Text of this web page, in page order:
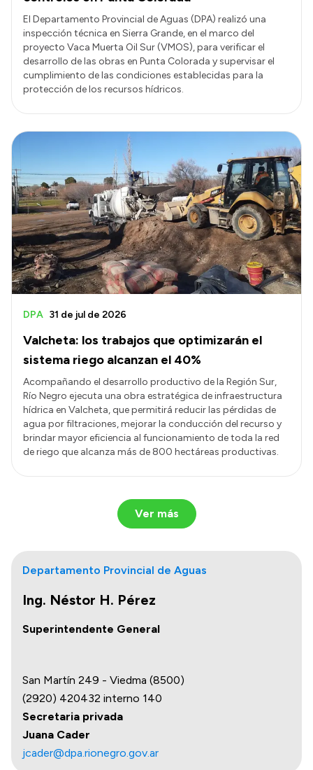
El Departamento Provincial de Aguas (DPA) realizó una
inspección técnica en Sierra Grande, en el marco del
proyecto Vaca Muerta Oil Sur (VMOS), para verificar el
desarrollo de las obras en Punta Colorada y supervisar el
cumplimiento de las condiciones establecidas para la
protección de los recursos hídricos.
Valcheta: los trabajos que optimizarán el
sistema riego alcanzan el 40%
DPA 31 de jul de 2026
Acompañando el desarrollo productivo de la Región Sur,
Río Negro ejecuta una obra estratégica de infraestructura
hídrica en Valcheta, que permitirá reducir las pérdidas de
agua por filtraciones, mejorar la conducción del recurso y
brindar mayor eficiencia al funcionamiento de toda la red
de riego que alcanza más de 800 hectáreas productivas.
Ver más
Departamento Provincial de Aguas
Ing. Néstor H. Pérez
Superintendente General
San Martín 249 - Viedma (8500)
(2920) 420432 interno 140
Secretaria privada
Juana Cader
jcader@dpa.rionegro.gov.ar